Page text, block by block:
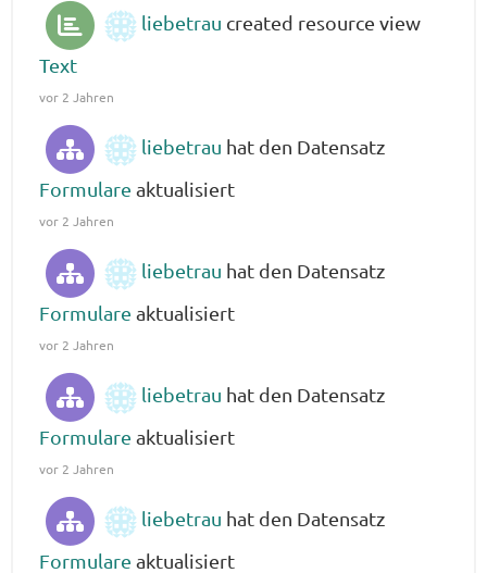
liebetrau created resource view
Text
vor 2 Jahren
liebetrau hat den Datensatz
Formulare aktualisiert
vor 2 Jahren
liebetrau hat den Datensatz
Formulare aktualisiert
vor 2 Jahren
liebetrau hat den Datensatz
Formulare aktualisiert
vor 2 Jahren
liebetrau hat den Datensatz
Formulare aktualisiert